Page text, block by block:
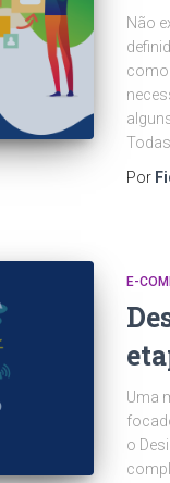
Não
como
Todas
Por
E-
Uma
o